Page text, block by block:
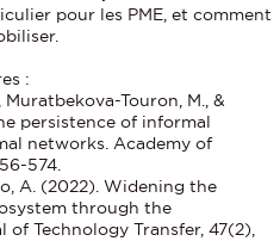
pour les PME, et comment
:
Touron, M., &
persistence of informal
networks. Academy of
574.
A. (2022). Widening the
through the
Technology Transfer, 47(2),